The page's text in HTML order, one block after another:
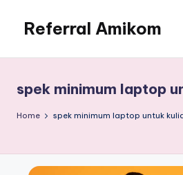
content
Referral Amikom
PMB
Amikom
190302278
spek minimum laptop
Home spek minimum laptop untuk